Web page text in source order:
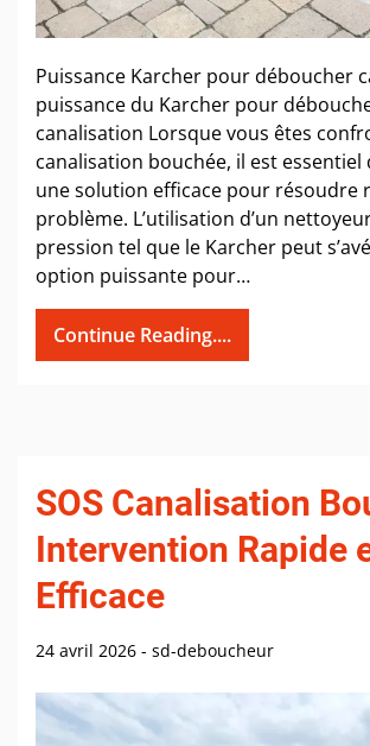
Puissance Karcher pour déboucher
puissance du Karcher pour
canalisation Lorsque vous êtes
canalisation bouchée, il est
une solution efficace pour résoudre
problème. L’utilisation d’un
pression tel que le Karcher peut
option puissante pour…
Continue Reading....
SOS Canalisation
Intervention Rapide
Efficace
24 avril 2026 - sd-deboucheur